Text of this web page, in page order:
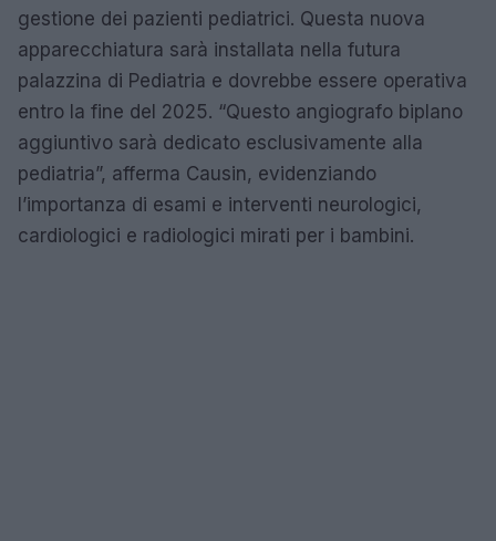
gestione dei pazienti pediatrici. Questa nuova
apparecchiatura sarà installata nella futura
palazzina di Pediatria e dovrebbe essere operativa
entro la fine del 2025. “Questo angiografo biplano
aggiuntivo sarà dedicato esclusivamente alla
pediatria”, afferma Causin, evidenziando
l’importanza di esami e interventi neurologici,
cardiologici e radiologici mirati per i bambini.